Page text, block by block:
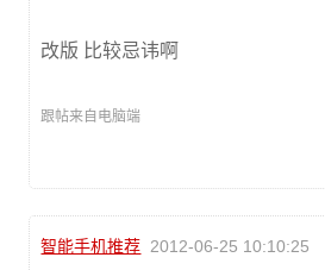
改版 比较忌讳啊
跟帖来自电脑端
智能手机推荐 2012-06-25 10:10:25